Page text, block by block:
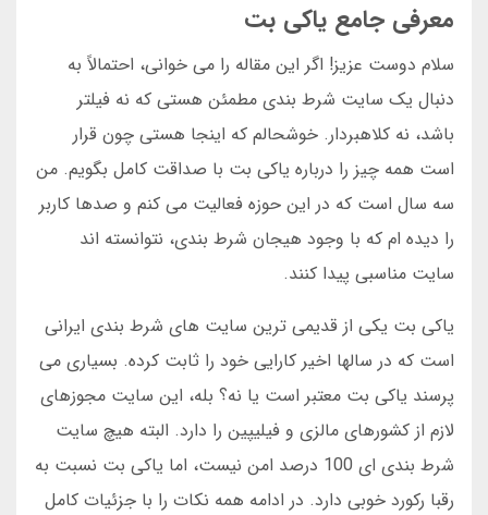
معرفی جامع یاکی بت
سلام دوست عزیز! اگر این مقاله را می خوانی، احتمالاً به
دنبال یک سایت شرط بندی مطمئن هستی که نه فیلتر
باشد، نه کلاهبردار. خوشحالم که اینجا هستی چون قرار
است همه چیز را درباره یاکی بت با صداقت کامل بگویم. من
سه سال است که در این حوزه فعالیت می کنم و صدها کاربر
را دیده ام که با وجود هیجان شرط بندی، نتوانسته اند
سایت مناسبی پیدا کنند.
یاکی بت یکی از قدیمی ترین سایت های شرط بندی ایرانی
است که در سالها اخیر کارایی خود را ثابت کرده. بسیاری می
پرسند یاکی بت معتبر است یا نه؟ بله، این سایت مجوزهای
لازم از کشورهای مالزی و فیلیپین را دارد. البته هیچ سایت
شرط بندی ای 100 درصد امن نیست، اما یاکی بت نسبت به
رقبا رکورد خوبی دارد. در ادامه همه نکات را با جزئیات کامل